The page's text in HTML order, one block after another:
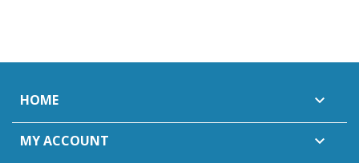
HOME 
MY ACCOUNT 